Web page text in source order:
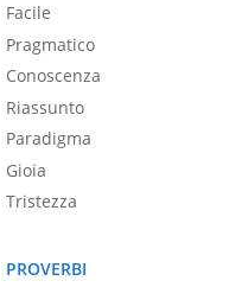
Facile
Pragmatico
Conoscenza
Riassunto
Paradigma
Gioia
Tristezza
PROVERBI